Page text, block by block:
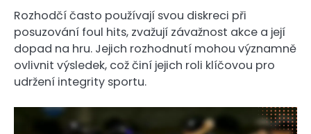
Rozhodčí často používají svou diskreci při
posuzování foul hits, zvažují závažnost akce a její
dopad na hru. Jejich rozhodnutí mohou významně
ovlivnit výsledek, což činí jejich roli klíčovou pro
udržení integrity sportu.